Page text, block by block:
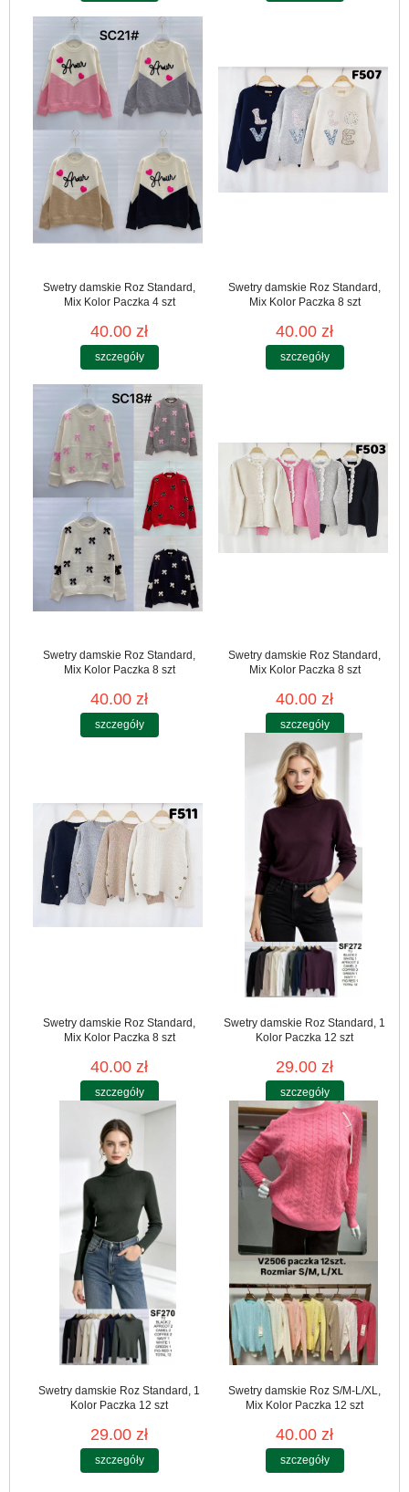
Swetry damskie Roz Standard,
Mix Kolor Paczka 4 szt
40.00 zł
szczegóły
Swetry damskie Roz Standard,
Mix Kolor Paczka 8 szt
40.00 zł
szczegóły
Swetry damskie Roz Standard,
Mix Kolor Paczka 8 szt
40.00 zł
szczegóły
Swetry damskie Roz Standard,
Mix Kolor Paczka 8 szt
40.00 zł
szczegóły
Swetry damskie Roz Standard,
Mix Kolor Paczka 8 szt
40.00 zł
szczegóły
Swetry damskie Roz Standard, 1
Kolor Paczka 12 szt
29.00 zł
szczegóły
Swetry damskie Roz Standard, 1
Kolor Paczka 12 szt
29.00 zł
szczegóły
Swetry damskie Roz S/M-L/XL,
Mix Kolor Paczka 12 szt
40.00 zł
szczegóły